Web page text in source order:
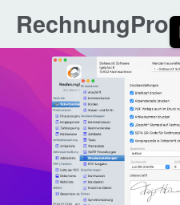
RechnungPro